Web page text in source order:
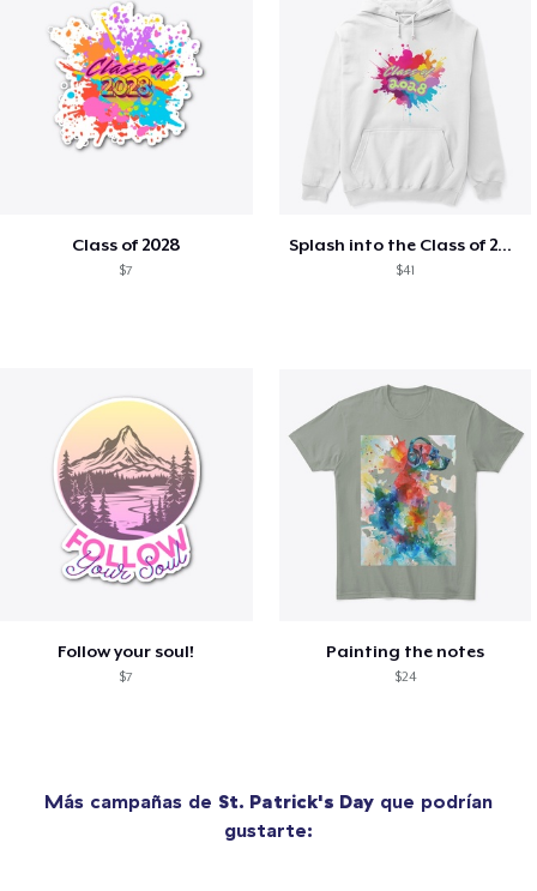
Class of 2028
$7
Splash into the Class of 2028
$41
Follow your soul!
$7
Painting the notes
$24
Más campañas de St. Patrick's Day que podrían
gustarte: